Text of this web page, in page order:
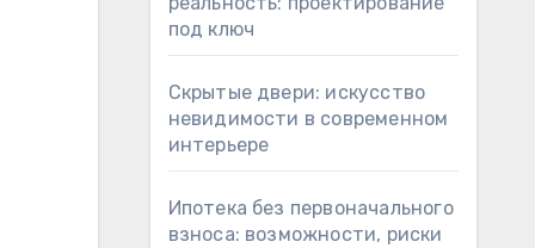
под ключ
Скрытые двери: искусство
невидимости в современном
интерьере
Ипотека без первоначального
взноса: возможности, риски